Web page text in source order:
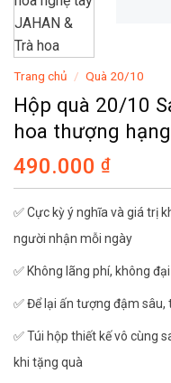
Trang chủ / Quà 20/10
Hộp quà 20/10
hoa thượng hạng
490.000 ₫
✅ Cực kỳ ý nghĩa và giá trị
người nhận mỗi ngày
✅ Không lãng phí, không
✅ Để lại ấn tượng đậm
✅ Túi hộp thiết kế vô cùng
khi tặng quà